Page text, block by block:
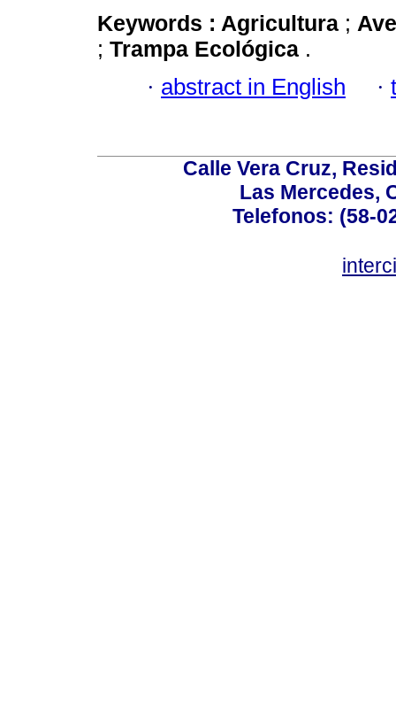
Keywords : Agricultura ;
; Trampa Ecológica .
· abstract in English ·
Calle Vera Cruz,
Las Mercedes,
Telefonos: (58-